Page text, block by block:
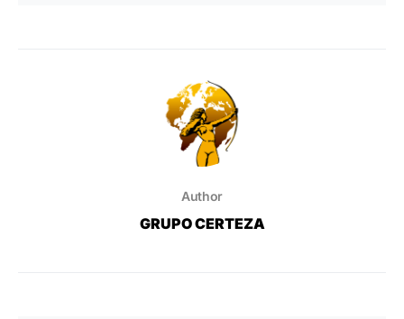
Author
GRUPO CERTEZA